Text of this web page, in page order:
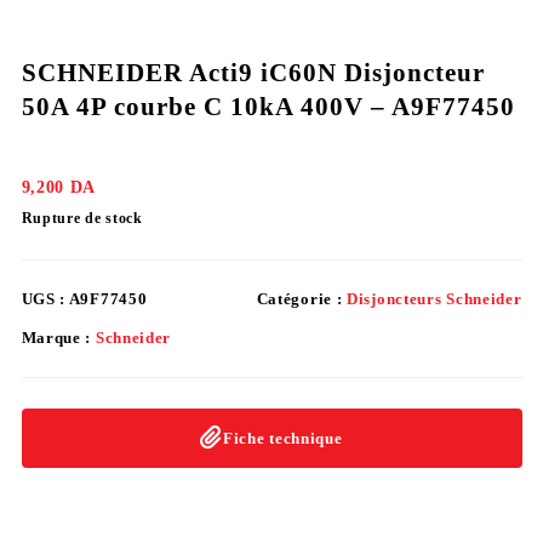
SCHNEIDER Acti9 iC60N Disjoncteur
50A 4P courbe C 10kA 400V – A9F77450
9,200 DA
Rupture de stock
UGS : A9F77450 Catégorie :Disjoncteurs Schneider
Marque : Schneider
Fiche technique